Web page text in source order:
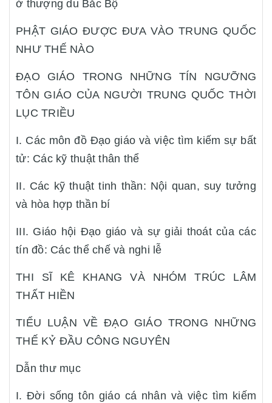
ở thượng du Bắc Bộ
PHẬT GIÁO ĐƯỢC ĐƯA VÀO TRUNG QUỐC
NHƯ THẾ NÀO
ĐẠO GIÁO TRONG NHỮNG TÍN NGƯỠNG
TÔN GIÁO CỦA NGƯỜI TRUNG QUỐC THỜI
LỤC TRIỀU
I. Các môn đồ Đạo giáo và việc tìm kiếm sự bất
tử: Các kỹ thuật thân thể
II. Các kỹ thuật tinh thần: Nội quan, suy tưởng
và hòa hợp thần bí
III. Giáo hội Đạo giáo và sự giải thoát của các
tín đồ: Các thể chế và nghi lễ
THI SĨ KÊ KHANG VÀ NHÓM TRÚC LÂM
THẤT HIỀN
TIỂU LUẬN VỀ ĐẠO GIÁO TRONG NHỮNG
THẾ KỶ ĐẦU CÔNG NGUYÊN
Dẫn thư mục
I. Đời sống tôn giáo cá nhân và việc tìm kiếm